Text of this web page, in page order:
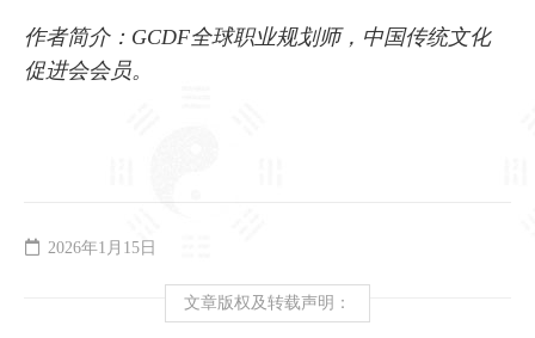
作者简介：GCDF全球职业规划师，中国传统文化
促进会会员。
2026年1月15日
文章版权及转载声明：